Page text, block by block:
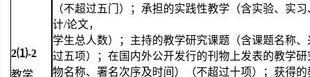
2⑴-2
（不超过五门）；承担的实践性教学（含实验、实
计/论文，
学生总人数）；主持的教学研究课题（含课题名称
过五项）；在国内外公开发行的刊物上发表的教学
物名称、署名次序及时间）（不超过十项）；获得